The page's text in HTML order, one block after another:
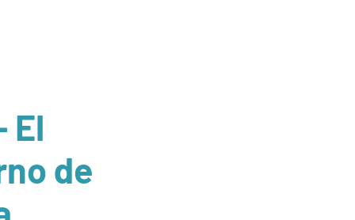
El
de